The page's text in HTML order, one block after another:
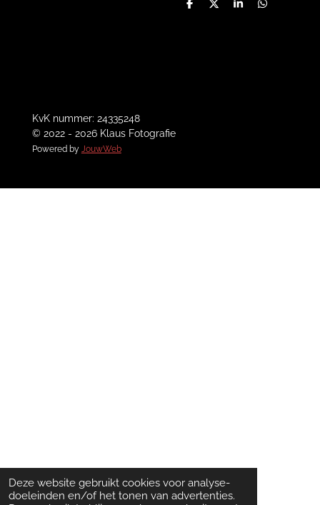
Deze website gebruikt cookies voor analyse-
doeleinden en/of het tonen van advertenties.
D
D
S
D
KvK nummer: 24335248
© 2022 - 2026 Klaus Fotografie
Powered by JouwWeb